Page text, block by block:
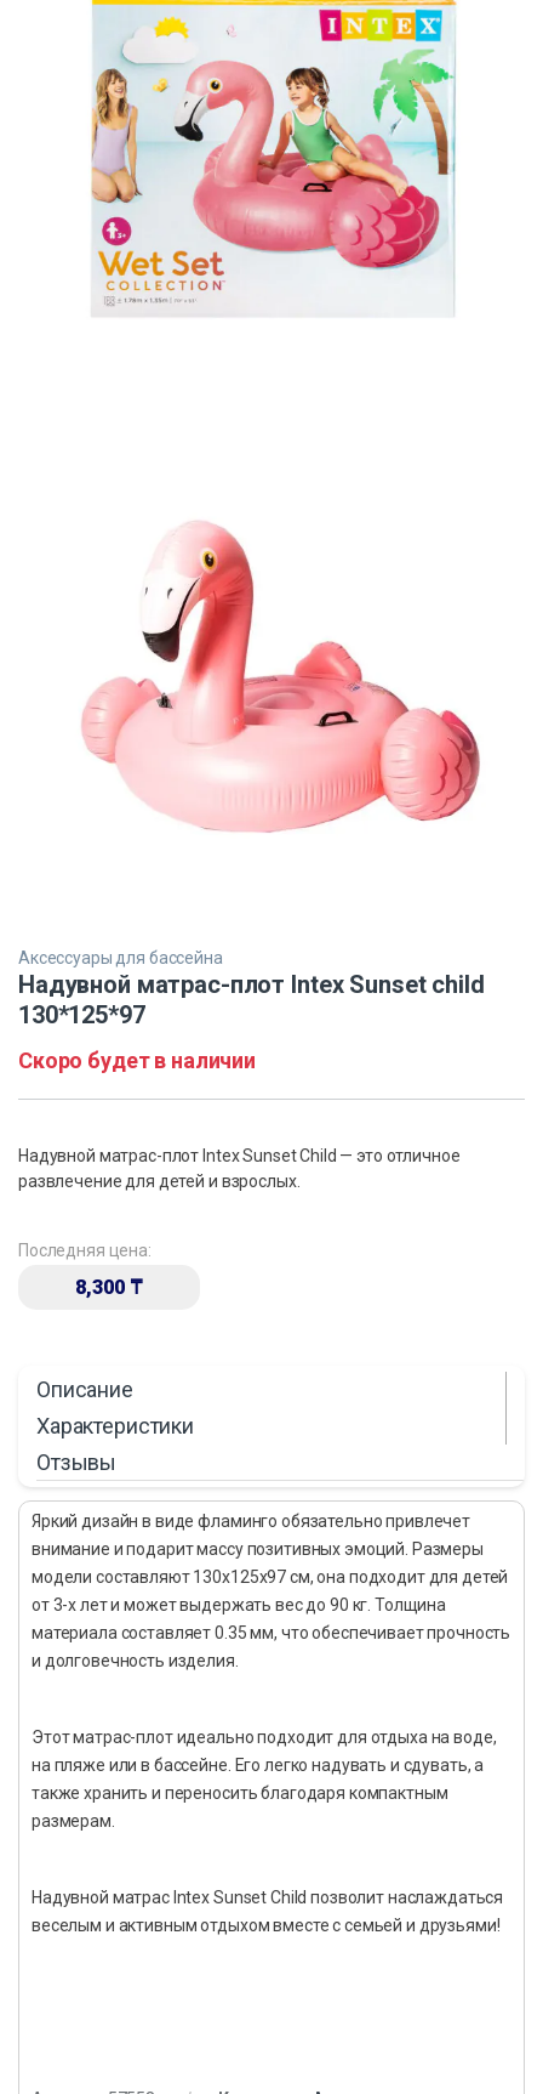
Аксессуары для бассейна
Надувной матрас-плот Intex Sunset child
130*125*97
Скоро будет в наличии
Надувной матрас-плот Intex Sunset Child — это отличное
развлечение для детей и взрослых.
Последняя цена:
8,300 ₸
Описание
Характеристики
Отзывы
Яркий дизайн в виде фламинго обязательно привлечет
внимание и подарит массу позитивных эмоций. Размеры
модели составляют 130x125x97 см, она подходит для детей
от 3-х лет и может выдержать вес до 90 кг. Толщина
материала составляет 0.35 мм, что обеспечивает прочность
и долговечность изделия.
Этот матрас-плот идеально подходит для отдыха на воде,
на пляже или в бассейне. Его легко надувать и сдувать, а
также хранить и переносить благодаря компактным
размерам.
Надувной матрас Intex Sunset Child позволит наслаждаться
веселым и активным отдыхом вместе с семьей и друзьями!